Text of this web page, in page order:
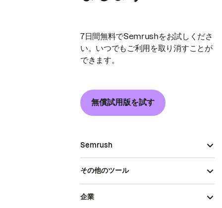
7日間無料でSemrushをお試しくださ
い。いつでもご利用を取り消すことが
できます。
無償試用版を試す
Semrush
その他のツール
企業